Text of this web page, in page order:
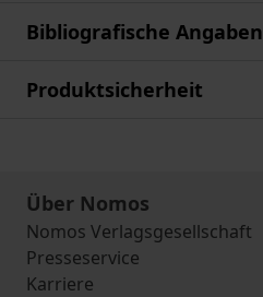
Bibliografische Angaben
Produktsicherheit
Über Nomos
Nomos Verlagsgesellschaft
Presseservice
Karriere